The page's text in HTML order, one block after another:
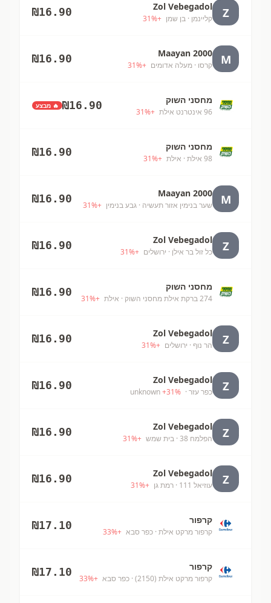
Z
Zol Vebegadol
קליינמן · בן שמן +
31%
₪16.90
M
Maayan 2000
קרסו · מעלה אדומים +
31%
₪16.90
מחסני השוק
96 אינטרנט אילת +
31%
₪16.90 🔥 מבצע
מחסני השוק
98 אילת · אילת +
31%
₪16.90
M
Maayan 2000
שער בנימין אזור תעשיה · גבע בנימין +
31%
₪16.90
Z
Zol Vebegadol
כל זול בר אילן · ירושלים +
31%
₪16.90
מחסני השוק
274 ברקת אילת מחסני השוק · אילת +
31%
₪16.90
Z
Zol Vebegadol
הר נוף · ירושלים +
31%
₪16.90
Z
Zol Vebegadol
כפר עזר · unknown
+31%
₪16.90
Z
Zol Vebegadol
הפלמח 38 · בית שמש +
31%
₪16.90
Z
Zol Vebegadol
עוזיאל 111 · רמת גן +
31%
₪16.90
קרפור
קרפור מרקט אילת · כפר סבא +
33%
₪17.10
קרפור
קרפור מרקט אילת (2150) · כפר סבא +
33%
₪17.10